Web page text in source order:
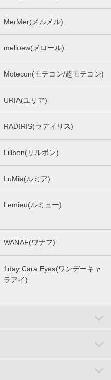
MerMer(メルメル)
melloew(メロール)
Motecon(モテコン/超モテコン)
URIA(ユリア)
RADIRIS(ラディリス)
Lillbon(リルボン)
LuMia(ルミア)
Lemieu(ルミュー)
WANAF(ワナフ)
1day Cara Eyes(ワンデーキャ
ラアイ)